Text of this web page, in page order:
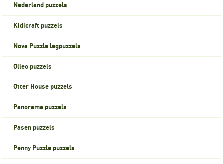
Nederland puzzels
Kidicraft puzzels
Nova Puzzle legpuzzels
Olleo puzzels
Otter House puzzels
Panorama puzzels
Pasen puzzels
Penny Puzzle puzzels